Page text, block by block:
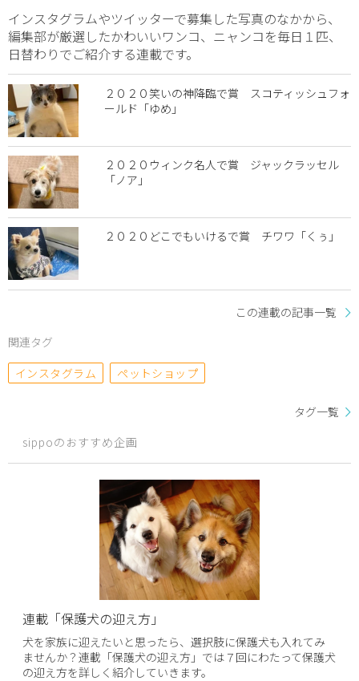
インスタグラムやツイッターで募集した写真のなかから、
編集部が厳選したかわいいワンコ、ニャンコを毎日１匹、
日替わりでご紹介する連載です。
２０２０笑いの神降臨で賞 スコティッシュフォ
ールド「ゆめ」
２０２０ウィンク名人で賞 ジャックラッセル
「ノア」
２０２０どこでもいけるで賞 チワワ「くぅ」
この連載の記事一覧
関連タグ
インスタグラム
ペットショップ
タグ一覧
sippoのおすすめ企画
連載「保護犬の迎え方」
犬を家族に迎えたいと思ったら、選択肢に保護犬も入れてみ
ませんか？連載「保護犬の迎え方」では７回にわたって保護犬
の迎え方を詳しく紹介していきます。